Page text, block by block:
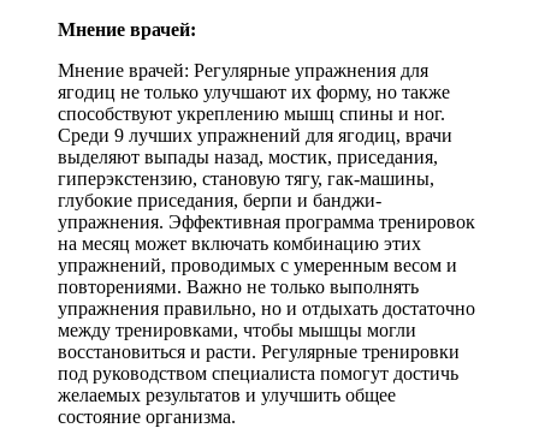
Мнение врачей:
Мнение врачей: Регулярные упражнения для
ягодиц не только улучшают их форму, но также
способствуют укреплению мышц спины и ног.
Среди 9 лучших упражнений для ягодиц, врачи
выделяют выпады назад, мостик, приседания,
гиперэкстензию, становую тягу, гак-машины,
глубокие приседания, берпи и банджи-
упражнения. Эффективная программа тренировок
на месяц может включать комбинацию этих
упражнений, проводимых с умеренным весом и
повторениями. Важно не только выполнять
упражнения правильно, но и отдыхать достаточно
между тренировками, чтобы мышцы могли
восстановиться и расти. Регулярные тренировки
под руководством специалиста помогут достичь
желаемых результатов и улучшить общее
состояние организма.